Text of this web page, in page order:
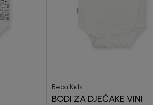
Beba Kids
BODI ZA DJEČAKE VINI